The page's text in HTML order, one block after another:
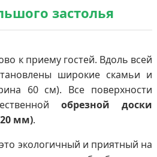
застолья
к приему гостей. Вдоль всей
широкие скамьи и
60 см). Все поверхности
обрезной доски
мм).
экологичный и приятный на